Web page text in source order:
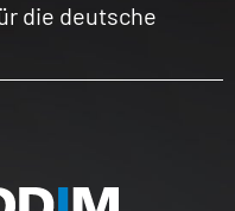
die deutsche